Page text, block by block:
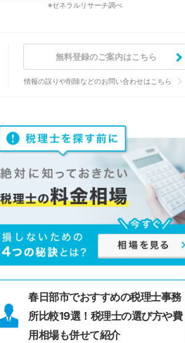
※ゼネラルリサーチ調べ
無料登録のご案内はこちら
情報の誤りや削除などのお問い合わせはこちら
春日部市でおすすめの税理士事務
所比較19選！税理士の選び方や費
用相場も併せて紹介